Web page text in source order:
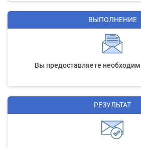
ВЫПОЛНЕНИЕ
Вы предоставляете
РЕЗУЛЬТАТ